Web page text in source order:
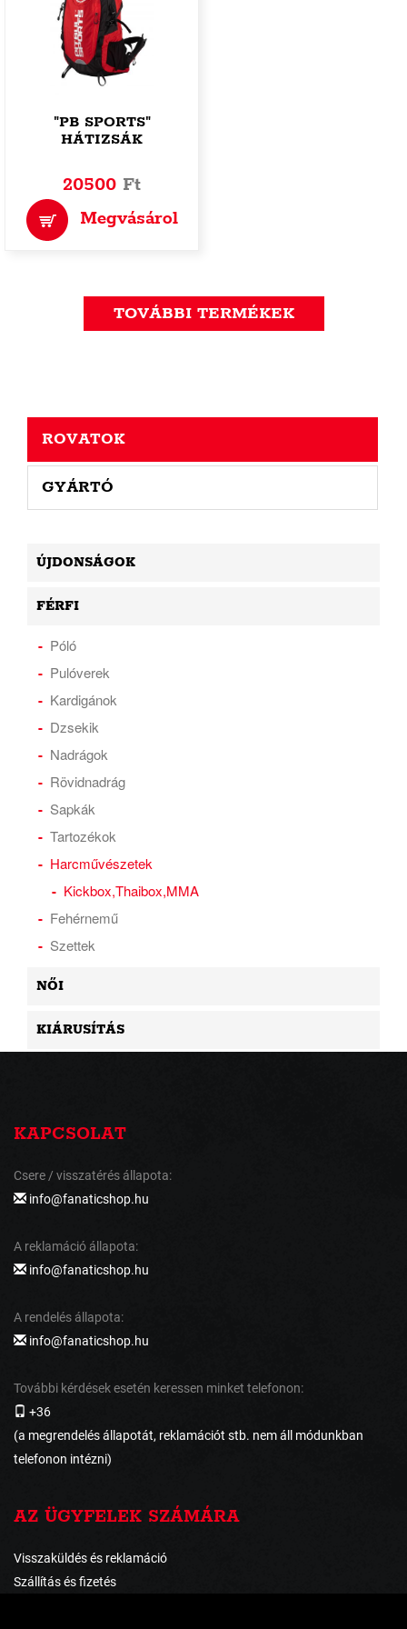
"PB SPORTS"
HÁTIZSÁK
20500 Ft
Megvásárol
TOVÁBBI TERMÉKEK
ROVATOK
GYÁRTÓ
ÚJDONSÁGOK
FÉRFI
Póló
Pulóverek
Kardigánok
Dzsekik
Nadrágok
Rövidnadrág
Sapkák
Tartozékok
Harcművészetek
Kickbox,Thaibox,MMA
Fehérnemű
Szettek
NŐI
KIÁRUSÍTÁS
KAPCSOLAT
Csere / visszatérés állapota:
info@fanaticshop.hu
A reklamáció állapota:
info@fanaticshop.hu
A rendelés állapota:
info@fanaticshop.hu
További kérdések esetén keressen minket telefonon:
+36
(a megrendelés állapotát, reklamációt stb. nem áll módunkban
telefonon intézni)
AZ ÜGYFELEK SZÁMÁRA
Visszaküldés és reklamáció
Szállítás és fizetés